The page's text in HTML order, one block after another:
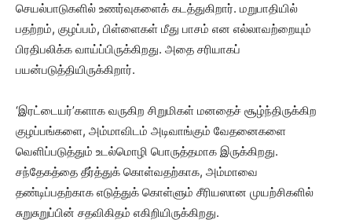
செயல்பாடுகளில் உணர்வுகளைக் கடத்துகிறார். மறுபாதியில்
பதற்றம், குழப்பம், பிள்ளைகள் மீது பாசம் என எல்லாவற்றையும்
பிரதிபலிக்க வாய்ப்பிருக்கிறது. அதை சரியாகப்
பயன்படுத்தியிருக்கிறார்.
‘இரட்டையர்’களாக வருகிற சிறுமிகள் மனதைச் சூழ்ந்திருக்கிற
குழப்பங்களை, அம்மாவிடம் அடிவாங்கும் வேதனைகளை
வெளிப்படுத்தும் உடல்மொழி பொருத்தமாக இருக்கிறது.
சந்தேகத்தை தீர்த்துக் கொள்வதற்காக, அம்மாவை
தண்டிப்பதற்காக எடுத்துக் கொள்ளும் சீரியஸான முயற்சிகளில்
சுறுசுறுப்பின் சதவிகிதம் எகிறியிருக்கிறது.